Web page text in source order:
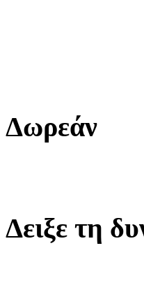
Δωρεάν
Δειξε τη